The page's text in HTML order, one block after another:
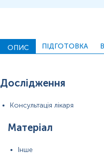
ОПИС ПІДГОТОВКА
Дослідження
Консультація лікаря
Матеріал
Інше